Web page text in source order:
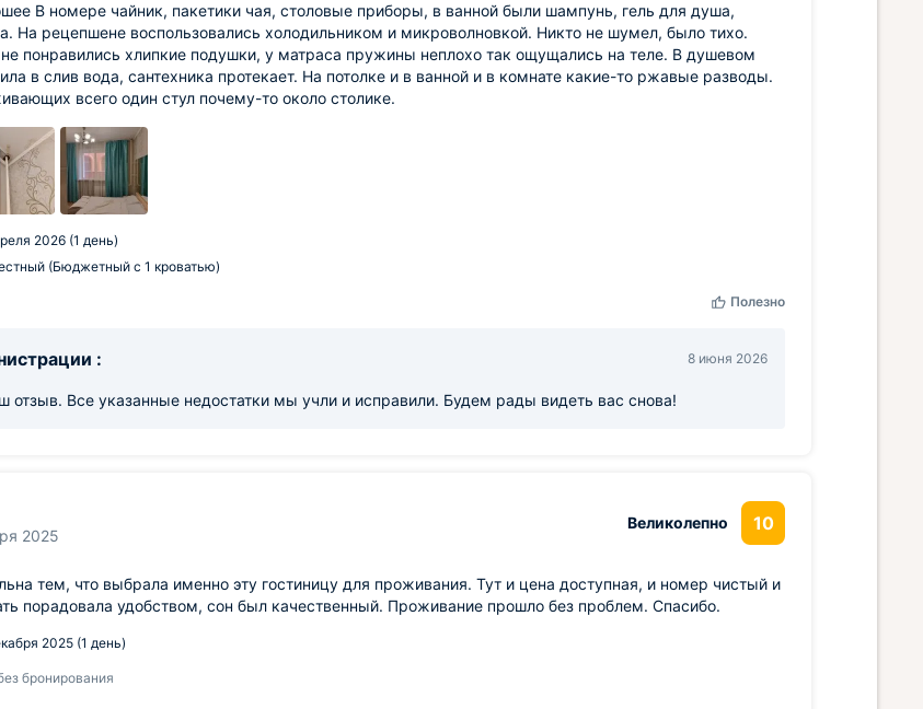
В номере чайник, пакетики чая, столовые приборы, в ванной были шампунь, гель для душа,
На рецепшене воспользовались холодильником и микроволновкой. Никто не шумел, было тихо.
не понравились хлипкие подушки, у матраса пружины неплохо так ощущались на теле. В душевом
в слив вода, сантехника протекает. На потолке и в ванной и в комнате какие-то ржавые разводы.
всего один стул почему-то около столике.
2026 (1 день)
(Бюджетный с 1 кроватью)
Полезно
: 8 июня 2026
отзыв. Все указанные недостатки мы учли и исправили. Будем рады видеть вас снова!
2025
Великолепно 10
тем, что выбрала именно эту гостиницу для проживания. Тут и цена доступная, и номер чистый и
порадовала удобством, сон был качественный. Проживание прошло без проблем. Спасибо.
2025 (1 день)
бронирования